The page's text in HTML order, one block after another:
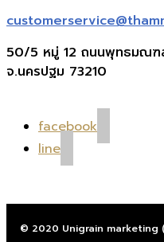
50/5 หมู่ 12 ถนนพุทธมณฑ
จ.นครปฐม 73210
facebook
line
© 2020 Unigrain marketing